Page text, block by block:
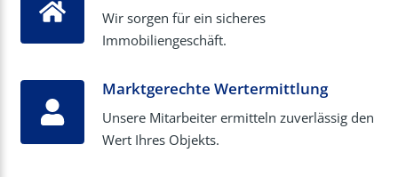
Wir sorgen für ein sicheres
Immobiliengeschäft.
Marktgerechte Wertermittlung
Unsere Mitarbeiter ermitteln zuverlässig den
Wert Ihres Objekts.